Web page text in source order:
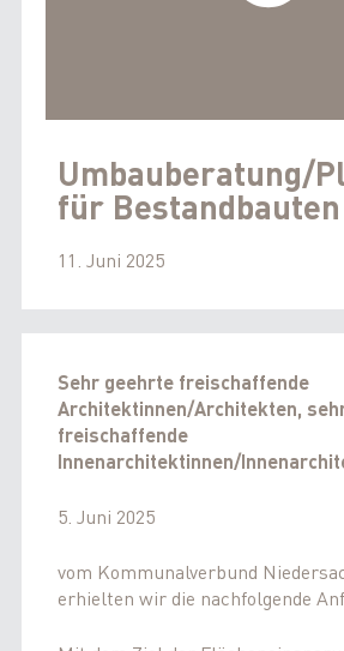
Umbauberatung/
für Bestandbauten
11. Juni 2025
Sehr geehrte freischaffende
Architektinnen/Architekten,
freischaffende
Innenarchitektinnen/
5. Juni 2025
vom Kommunalverbund
erhielten wir die nachfolgende